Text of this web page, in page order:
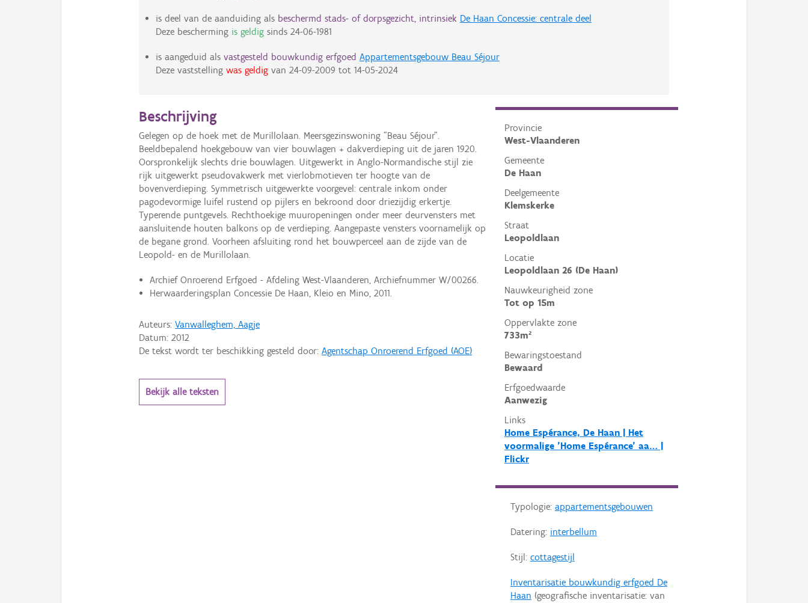
is deel van de aanduiding als beschermd stads- of dorpsgezicht, intrinsiek De Haan Concessie: centrale deel
Deze bescherming is geldigsinds 24-06-1981
is aangeduid als vastgesteld bouwkundig erfgoed Appartementsgebouw Beau Séjour
Deze vaststelling was geldigvan 24-09-2009 tot 14-05-2024
Provincie
West-Vlaanderen
Gemeente
De Haan
Deelgemeente
Klemskerke
Straat
Leopoldlaan
Locatie
Leopoldlaan 26 (De Haan)
Nauwkeurigheid zone
Tot op 15m
Oppervlakte zone
733m²
Bewaringstoestand
Bewaard
Erfgoedwaarde
Aanwezig
Links
Home Espérance, De Haan | Het
voormalige 'Home Espérance' aa… |
Flickr
Typologie: appartementsgebouwen
Datering: interbellum
Stijl: cottagestijl
Inventarisatie bouwkundig erfgoed De
Haan (geografische inventarisatie: van
Beschrijving
Gelegen op de hoek met de Murillolaan. Meersgezinswoning "Beau Séjour".
Beeldbepalend hoekgebouw van vier bouwlagen + dakverdieping uit de jaren 1920.
Oorspronkelijk slechts drie bouwlagen. Uitgewerkt in Anglo-Normandische stijl zie
rijk uitgewerkt pseudovakwerk met vierlobmotieven ter hoogte van de
bovenverdieping. Symmetrisch uitgewerkte voorgevel: centrale inkom onder
pagodevormige luifel rustend op pijlers en bekroond door driezijdig erkertje.
Typerende puntgevels. Rechthoekige muuropeningen onder meer deurvensters met
aansluitende houten balkons op de verdieping. Aangepaste vensters voornamelijk op
de begane grond. Voorheen afsluiting rond het bouwperceel aan de zijde van de
Leopold- en de Murillolaan.
Archief Onroerend Erfgoed - Afdeling West-Vlaanderen, Archiefnummer W/00266.
Herwaarderingsplan Concessie De Haan, Kleio en Mino, 2011.
Auteurs:Vanwalleghem, Aagje
Datum:2012
De tekst wordt ter beschikking gesteld door:Agentschap Onroerend Erfgoed (AOE)
Bekijk alle teksten